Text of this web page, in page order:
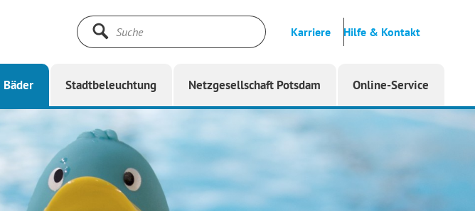
Suche
Karriere Hilfe & Kontakt
Bäder Stadtbeleuchtung Netzgesellschaft Potsdam Online-Service